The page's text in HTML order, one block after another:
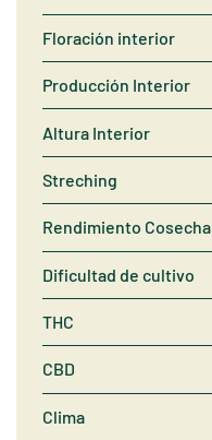
Floración interior
Producción Interior
Altura Interior
Streching
Rendimiento Cosecha
Dificultad de cultivo
THC
CBD
Clima